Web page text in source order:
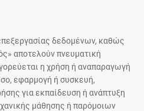
δεδομένων, καθώς
αποτελούν πνευματική
η χρήση ή αναπαραγωγή
εφαρμογή ή συσκευή,
για εκπαίδευση ή ανάπτυξη
μάθησης ή παρόμοιων